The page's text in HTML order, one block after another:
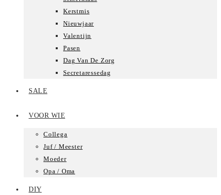
Kerstmis
Nieuwjaar
Valentijn
Pasen
Dag Van De Zorg
Secretaressedag
SALE
VOOR WIE
Collega
Juf / Meester
Moeder
Opa / Oma
DIY